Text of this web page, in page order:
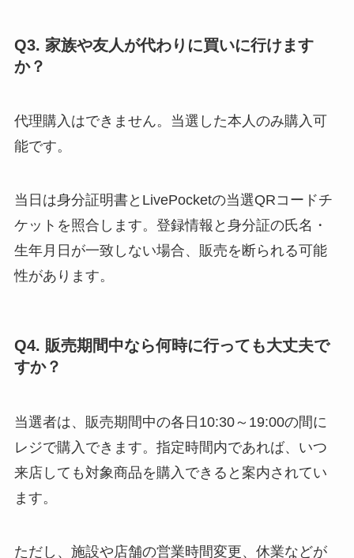
Q3. 家族や友人が代わりに買いに行けます
か？
代理購入はできません。当選した本人のみ購入可
能です。
当日は身分証明書とLivePocketの当選QRコードチ
ケットを照合します。登録情報と身分証の氏名・
生年月日が一致しない場合、販売を断られる可能
性があります。
Q4. 販売期間中なら何時に行っても大丈夫で
すか？
当選者は、販売期間中の各日10:30～19:00の間に
レジで購入できます。指定時間内であれば、いつ
来店しても対象商品を購入できると案内されてい
ます。
ただし、施設や店舗の営業時間変更、休業などが